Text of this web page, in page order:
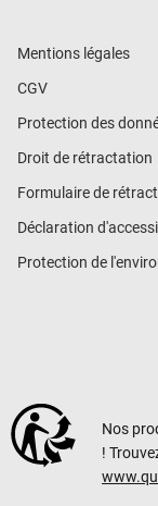
Mentions légales
CGV
Protection des
Droit de rétractation
Formulaire de
Déclaration
Protection de
Nos
!